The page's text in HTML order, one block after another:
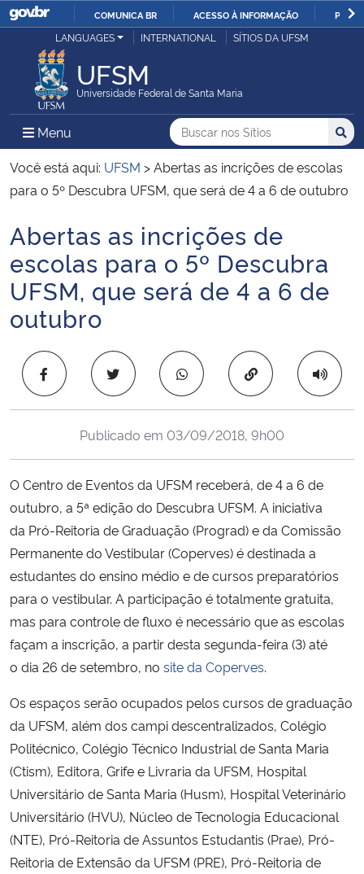
IR
COMUNICA BR ACESSO À INFORMAÇÃO
Ministério da Justiça e Segurança Pública
Ministério da Defesa
Ministério das Relações Exteriores
Ministério da Infraestrutura
Ministério da Agricultura, Pecuária e Abastecimento
Ministério da Cidadania
Ministério de Minas e Energia
Ministério da Ciência, Tecnologia, Inovações e Comunicações
Ministério do Meio Ambiente
Ministério do Turismo
Ministério do Desenvolvimento Regional
Ministério da Mulher, da Família e dos Direitos Humanos
Secretaria-Geral
Secretaria de Governo
LANGUAGES INTERNATIONAL SÍTIOS DA UFSM
UFSM
Universidade Federal de Santa Maria
Menu Menu Principal do Sítio
Busca
Buscar no nos Sítios
Busca:
Você está aqui: UFSM >Abertas as incrições de escolas
para o 5º Descubra UFSM, que será de 4 a 6 de outubro
Início do conteúdo
Abertas as incrições de
escolas para o 5º Descubra
UFSM, que será de 4 a 6 de
outubro
Copiar para área
Publicado em 03/09/2018, 9h00
O Centro de Eventos da UFSM receberá, de 4 a 6 de
outubro, a 5ª edição do Descubra UFSM. A iniciativa
da Pró-Reitoria de Graduação (Prograd) e da Comissão
Permanente do Vestibular (Coperves) é destinada a
estudantes do ensino médio e de cursos preparatórios
para o vestibular. A participação é totalmente gratuita,
mas para controle de fluxo é necessário que as escolas
façam a inscrição, a partir desta segunda-feira (3) até
o dia 26 de setembro, no site da Coperves.
Os espaços serão ocupados pelos cursos de graduação
da UFSM, além dos campi descentralizados, Colégio
Politécnico, Colégio Técnico Industrial de Santa Maria
(Ctism), Editora, Grife e Livraria da UFSM, Hospital
Universitário de Santa Maria (Husm), Hospital Veterinário
Universitário (HVU), Núcleo de Tecnologia Educacional
(NTE), Pró-Reitoria de Assuntos Estudantis (Prae), Pró-
Reitoria de Extensão da UFSM (PRE), Pró-Reitoria de